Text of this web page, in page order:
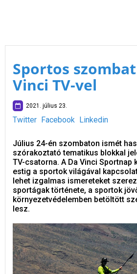
Sportos
Vinci TV-vel
2021. július 23.
Twitter Facebook Linkedin
Július 24-én szombaton ismét
szórakoztató tematikus blokkal
TV-csatorna. A Da Vinci Sportnap
estig a sportok világával
lehet izgalmas ismereteket
sportágak története, a sportok
környezetvédelemben betöltött
lesz.